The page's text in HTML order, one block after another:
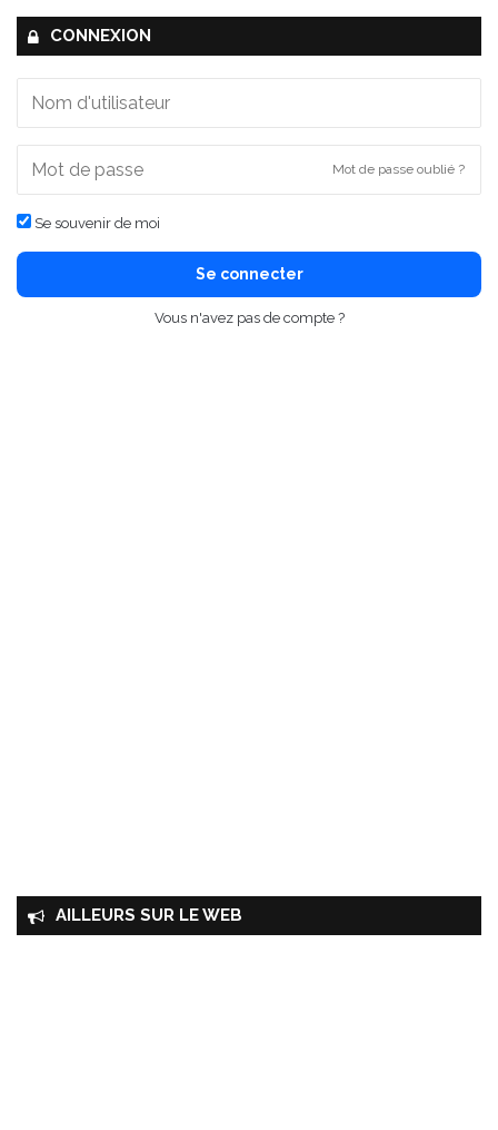
CONNEXION
Mot de passe oublié ?
Se souvenir de moi
Se connecter
Vous n'avez pas de compte ?
AILLEURS SUR LE WEB